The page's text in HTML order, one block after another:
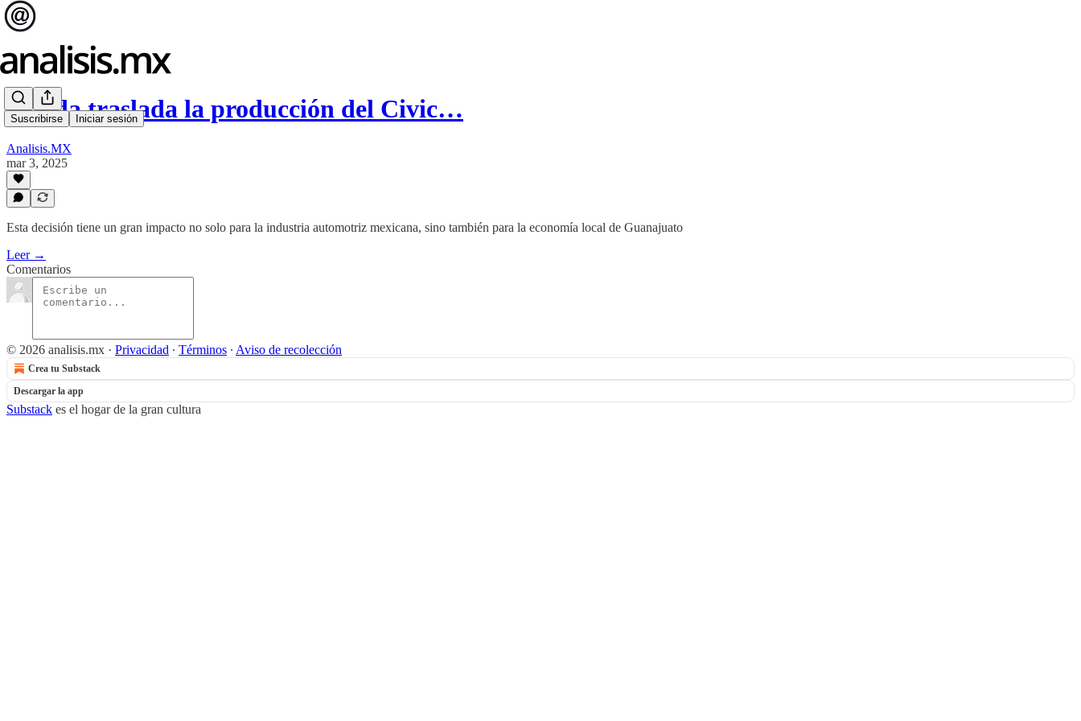
Suscribirse Iniciar sesión
Honda traslada la producción del Civic…
Analisis.MX
mar 3, 2025
Esta decisión tiene un gran impacto no solo para la industria automotriz mexicana, sino también para la economía local de Guanajuato
Leer →
Comentarios
© 2026 analisis.mx · Privacidad ∙ Términos ∙ Aviso de recolección
Crea tu Substack
Descargar la app
Substack es el hogar de la gran cultura